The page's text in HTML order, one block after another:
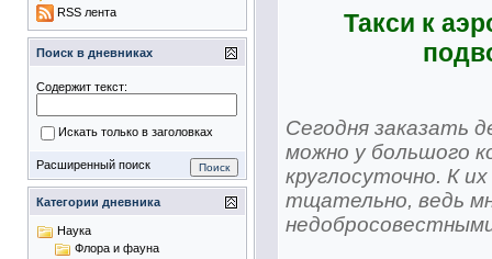
Такси к
Сегодня заказать
можно у большого
круглосуточно. К
тщательно, ведь
RSS лента
Поиск в дневниках
Содержит текст:
Искать только в заголовках
Расширенный поиск
Категории дневника
Наука
Флора и фауна